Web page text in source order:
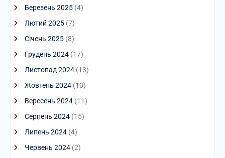
Березень 2025(4)
Лютий 2025(7)
Січень 2025(8)
Грудень 2024(17)
Листопад 2024(13)
Жовтень 2024(10)
Вересень 2024(11)
Серпень 2024(15)
Липень 2024(4)
Червень 2024(2)